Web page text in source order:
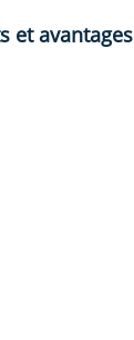
et avantages